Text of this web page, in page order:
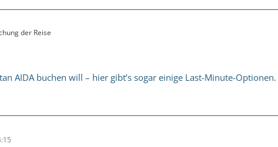
der Reise
AIDA buchen will – hier gibt’s sogar einige Last-Minute-Optionen.